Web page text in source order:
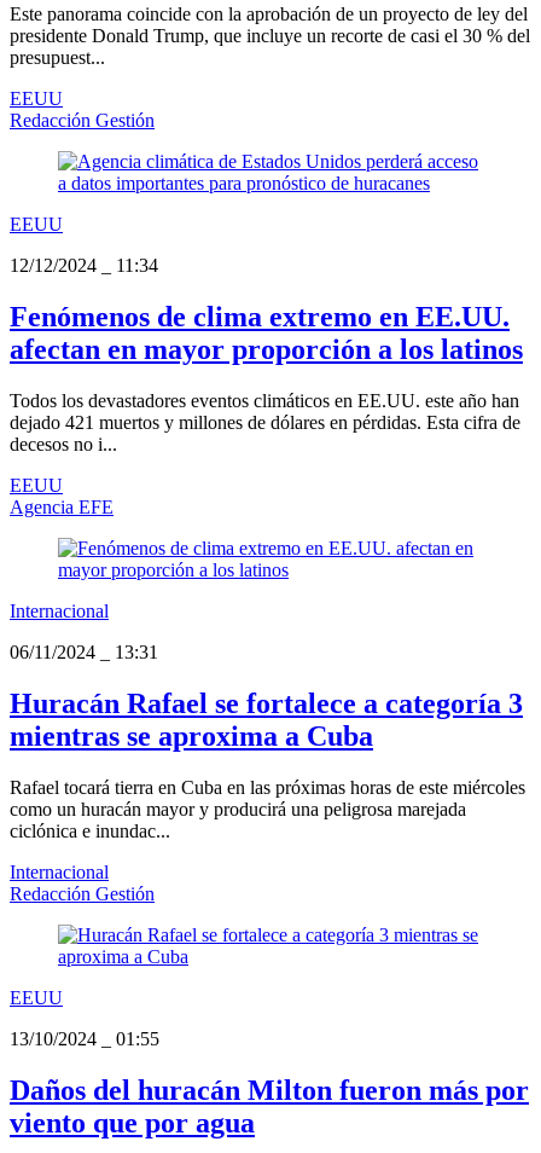
Este panorama coincide con la aprobación de un proyecto de ley del
presidente Donald Trump, que incluye un recorte de casi el 30 % del
presupuest...
EEUU
Redacción Gestión
EEUU
12/12/2024
11:34
Fenómenos de clima extremo en EE.UU.
afectan en mayor proporción a los latinos
Todos los devastadores eventos climáticos en EE.UU. este año han
dejado 421 muertos y millones de dólares en pérdidas. Esta cifra de
decesos no i...
EEUU
Agencia EFE
Internacional
06/11/2024
13:31
Huracán Rafael se fortalece a categoría 3
mientras se aproxima a Cuba
Rafael tocará tierra en Cuba en las próximas horas de este miércoles
como un huracán mayor y producirá una peligrosa marejada
ciclónica e inundac...
Internacional
Redacción Gestión
EEUU
13/10/2024
01:55
Daños del huracán Milton fueron más por
viento que por agua